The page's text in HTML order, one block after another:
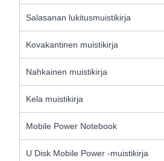
Salasanan lukitusmuistikirja
Kovakantinen muistikirja
Nahkainen muistikirja
Kela muistikirja
Mobile Power Notebook
U Disk Mobile Power -muistikirja